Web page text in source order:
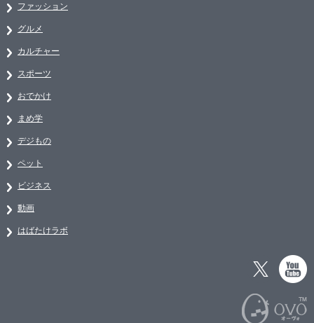
ファッション
グルメ
カルチャー
スポーツ
おでかけ
まめ学
デジもの
ペット
ビジネス
動画
はばたけラボ